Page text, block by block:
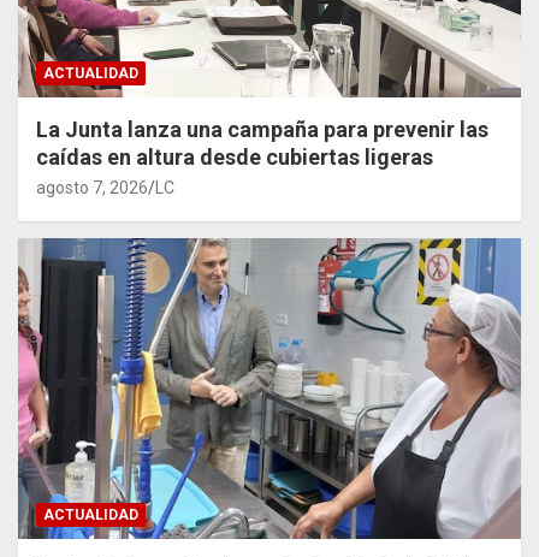
ACTUALIDAD
La Junta lanza una campaña para prevenir las
caídas en altura desde cubiertas ligeras
agosto 7, 2026 LC
ACTUALIDAD